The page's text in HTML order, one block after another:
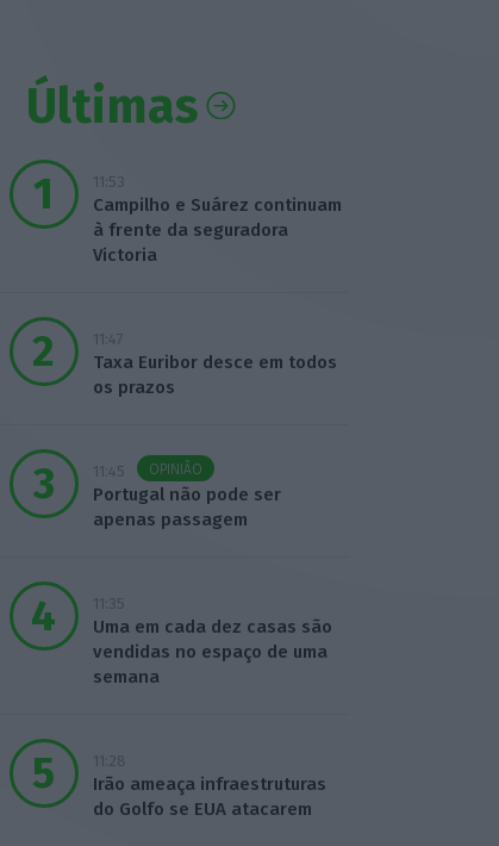
Últimas
11:53
Campilho e Suárez continuam
à frente da seguradora
Victoria
11:47
Taxa Euribor desce em todos
os prazos
11:45 OPINIÃO
Portugal não pode ser
apenas passagem
11:35
Uma em cada dez casas são
vendidas no espaço de uma
semana
11:28
Irão ameaça infraestruturas
do Golfo se EUA atacarem